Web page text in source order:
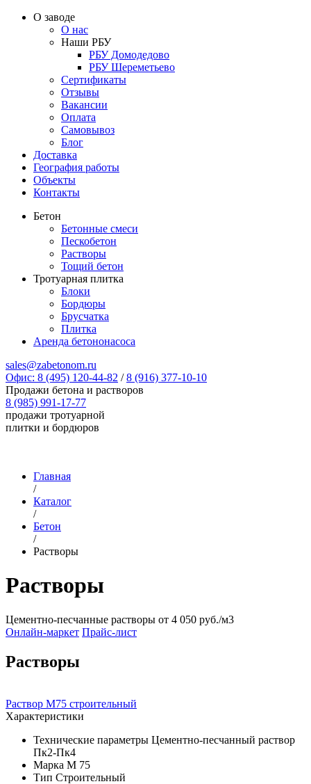
О заводе
О нас
Наши РБУ
РБУ Домодедово
РБУ Шереметьево
Сертификаты
Отзывы
Вакансии
Оплата
Самовывоз
Блог
Доставка
География работы
Объекты
Контакты
Бетон
Бетонные смеси
Пескобетон
Растворы
Тощий бетон
Тротуарная плитка
Блоки
Бордюры
Брусчатка
Плитка
Аренда бетононасоса
sales@zabetonom.ru
Офис: 8 (495) 120-44-82 / 8 (916) 377-10-10
Продажи бетона и растворов
8 (985) 991-17-77
продажи тротуарной
плитки и бордюров
Главная
/
Каталог
/
Бетон
/
Растворы
Растворы
Цементно-песчанные растворы от 4 050 руб./м3
Онлайн-маркет Прайс-лист
Растворы
Раствор М75 строительный
Характеристики
Технические параметры Цементно-песчанный раствор
Пк2-Пк4
Марка М 75
Тип Строительный